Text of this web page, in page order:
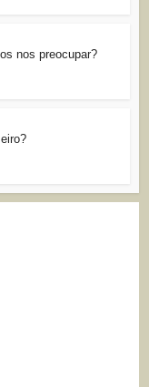
nos preocupar?